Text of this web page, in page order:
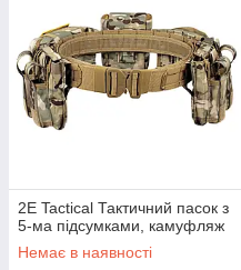
2E Tactical Тактичний пасок з
5-ма підсумками, камуфляж
Немає в наявності